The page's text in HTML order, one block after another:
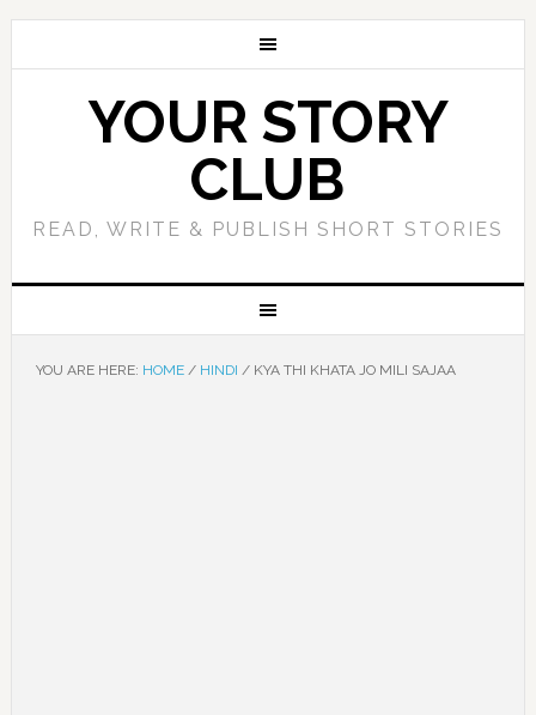
YOUR STORY
CLUB
READ, WRITE & PUBLISH SHORT STORIES
YOU ARE HERE: HOME / HINDI /KYA THI KHATA JO MILI SAJAA